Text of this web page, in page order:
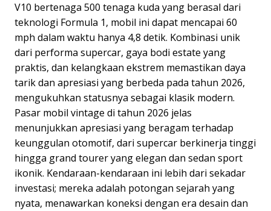
V10 bertenaga 500 tenaga kuda yang berasal dari
teknologi Formula 1, mobil ini dapat mencapai 60
mph dalam waktu hanya 4,8 detik. Kombinasi unik
dari performa supercar, gaya bodi estate yang
praktis, dan kelangkaan ekstrem memastikan daya
tarik dan apresiasi yang berbeda pada tahun 2026,
mengukuhkan statusnya sebagai klasik modern.
Pasar mobil vintage di tahun 2026 jelas
menunjukkan apresiasi yang beragam terhadap
keunggulan otomotif, dari supercar berkinerja tinggi
hingga grand tourer yang elegan dan sedan sport
ikonik. Kendaraan-kendaraan ini lebih dari sekadar
investasi; mereka adalah potongan sejarah yang
nyata, menawarkan koneksi dengan era desain dan